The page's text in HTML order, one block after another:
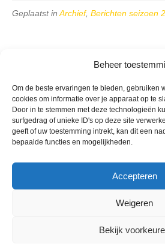
Beheer
Om de beste ervaringen te bieden, gebruiken
cookies om informatie over je apparaat op te
Door in te stemmen met deze technologieën
surfgedrag of unieke ID's op deze site
geeft of uw toestemming intrekt, kan dit een
bepaalde functies en mogelijkheden.
Accepteren
Weigeren
Bekijk
Geplaatst in Archief, Berichten seizoen
VV Reiger Boys
De Wending, Lotte Beesedijk 1
1705 NA Heerhugowaard
Google maps route
Privacybeleid
XML-Sitemap